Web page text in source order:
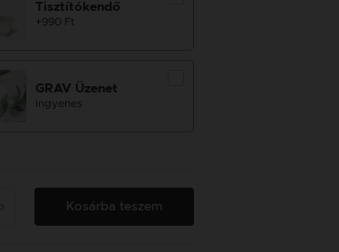
Tisztítókendő
+990 Ft
GRAV Üzenet
ingyenes
Kosárba teszem